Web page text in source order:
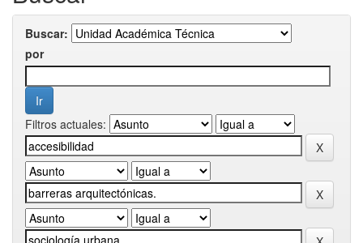
Buscar:
por
Filtros actuales: